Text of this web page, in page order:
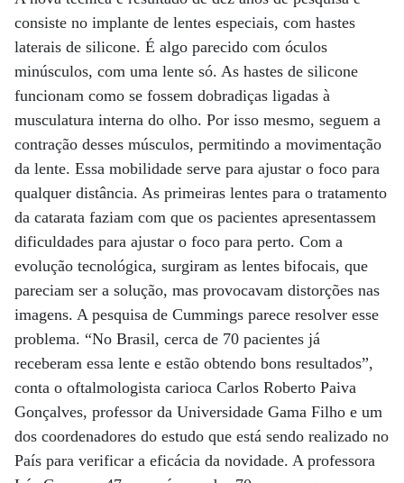
consiste no implante de lentes especiais, com hastes
laterais de silicone. É algo parecido com óculos
minúsculos, com uma lente só. As hastes de silicone
funcionam como se fossem dobradiças ligadas à
musculatura interna do olho. Por isso mesmo, seguem a
contração desses músculos, permitindo a movimentação
da lente. Essa mobilidade serve para ajustar o foco para
qualquer distância. As primeiras lentes para o tratamento
da catarata faziam com que os pacientes apresentassem
dificuldades para ajustar o foco para perto. Com a
evolução tecnológica, surgiram as lentes bifocais, que
pareciam ser a solução, mas provocavam distorções nas
imagens. A pesquisa de Cummings parece resolver esse
problema. “No Brasil, cerca de 70 pacientes já
receberam essa lente e estão obtendo bons resultados”,
conta o oftalmologista carioca Carlos Roberto Paiva
Gonçalves, professor da Universidade Gama Filho e um
dos coordenadores do estudo que está sendo realizado no
País para verificar a eficácia da novidade. A professora